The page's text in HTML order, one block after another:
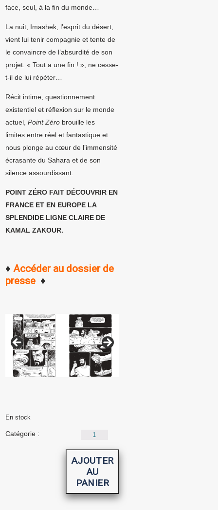
face, seul, à la fin du monde…
La nuit, Imashek, l’esprit du désert,
vient lui tenir compagnie et tente de
le convaincre de l’absurdité de son
projet. « Tout a une fin ! », ne cesse-
t-il de lui répéter…
Récit intime, questionnement
existentiel et réflexion sur le monde
actuel,Point Zéro brouille les
limites entre réel et fantastique et
nous plonge au cœur de l’immensité
écrasante du Sahara et de son
silence assourdissant.
POINT ZÉRO FAIT DÉCOUVRIR EN
FRANCE ET EN EUROPE LA
SPLENDIDE LIGNE CLAIRE DE
KAMAL ZAKOUR.
♦ Accéder au dossier de
presse ♦
En stock
quantité
Point
zéro
AJOUTER
AU
PANIER
Catégorie :